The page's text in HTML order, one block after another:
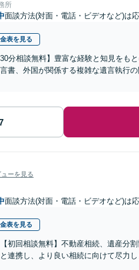
所
面談方法(対面・電話・ビデオなど)は
表を見る
分相談無料】豊富な経験と知見をも
書、外国が関係する複雑な遺言執行
ーを見る
面談方法(対面・電話・ビデオなど)は
表を見る
初回相談無料】不動産相続、遺産分
連携し、より良い相続に向けて尽力